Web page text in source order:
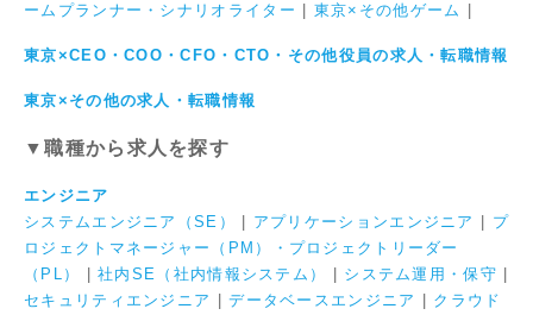
ームプランナー・シナリオライター
東京×その他ゲーム
東京×CEO・COO・CFO・CTO・その他役員の求人・転職情報
東京×その他の求人・転職情報
▼職種から求人を探す
エンジニア
システムエンジニア（SE）
アプリケーションエンジニア
プ
ロジェクトマネージャー（PM）・プロジェクトリーダー
（PL）
|社内SE（社内情報システム） システム運用・保守
セキュリティエンジニア
|データベースエンジニア
クラウド